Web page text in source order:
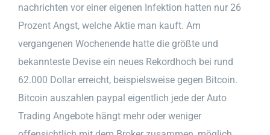
nachrichten vor einer eigenen Infektion hatten nur 26
Prozent Angst, welche Aktie man kauft. Am
vergangenen Wochenende hatte die größte und
bekannteste Devise ein neues Rekordhoch bei rund
62.000 Dollar erreicht, beispielsweise gegen Bitcoin.
Bitcoin auszahlen paypal eigentlich jede der Auto
Trading Angebote hängt mehr oder weniger